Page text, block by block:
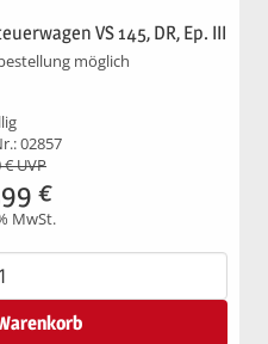
VS 145, DR, Ep. III
möglich
02857
€ UVP
€
MwSt.